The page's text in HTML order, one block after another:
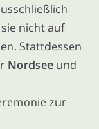
nicht auf
Stattdessen
Nordsee und
zur